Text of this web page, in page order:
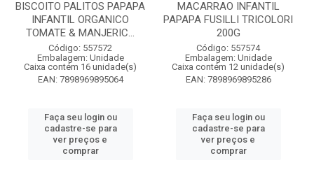
BISCOITO PALITOS PAPAPA
INFANTIL ORGANICO
TOMATE & MANJERIC...
Código: 557572
Embalagem: Unidade
Caixa contém 16 unidade(s)
EAN: 7898969895064
Faça seu login ou
cadastre-se para
ver preços e
comprar
MACARRAO INFANTIL
PAPAPA FUSILLI TRICOLORI
200G
Código: 557574
Embalagem: Unidade
Caixa contém 12 unidade(s)
EAN: 7898969895286
Faça seu login ou
cadastre-se para
ver preços e
comprar